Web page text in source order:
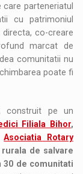
parteneriatul
cu patrimoniul
co-creare
marcat de
comunitatii nu
poate fi
construit pe un
Filiala Bihor,
Asociatia Rotary
de salvare
30 de comunitati